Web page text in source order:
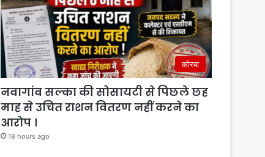
कोरबा
नवागांव सल्का की सोसायटी से पिछले छह
माह से उचित राशन वितरण नहीं करने का
आरोप ।
18 hours ago